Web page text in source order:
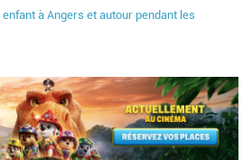
à Angers et autour pendant les